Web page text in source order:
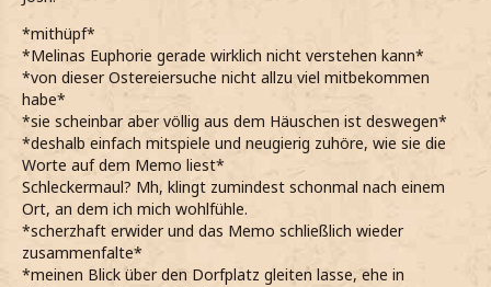
*mithüpf*
*Melinas Euphorie gerade wirklich nicht verstehen kann*
*von dieser Ostereiersuche nicht allzu viel mitbekommen
habe*
*sie scheinbar aber völlig aus dem Häuschen ist deswegen*
*deshalb einfach mitspiele und neugierig zuhöre, wie sie die
Worte auf dem Memo liest*
Schleckermaul? Mh, klingt zumindest schonmal nach einem
Ort, an dem ich mich wohlfühle.
*scherzhaft erwider und das Memo schließlich wieder
zusammenfalte*
*meinen Blick über den Dorfplatz gleiten lasse, ehe in